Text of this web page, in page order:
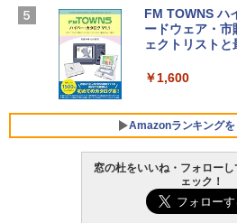
D - シルバー
￥261,414
チ AMD Ryzen
12GB
版) 搭載
E クワイエット
5BUWS
Robloxギフト
【限定バーチャ
オンラインコー
￥14,500
FM TOWNS ハ
ードウェア・市
ェクトリスト
￥1,600
Amazonランキングを
Amazon Kindle
ない、大きな画
窓の杜をいいね・フォロー
ェック！